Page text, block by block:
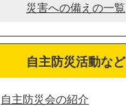
災害への備えの一覧
自主防災活動など
自主防災会の紹介